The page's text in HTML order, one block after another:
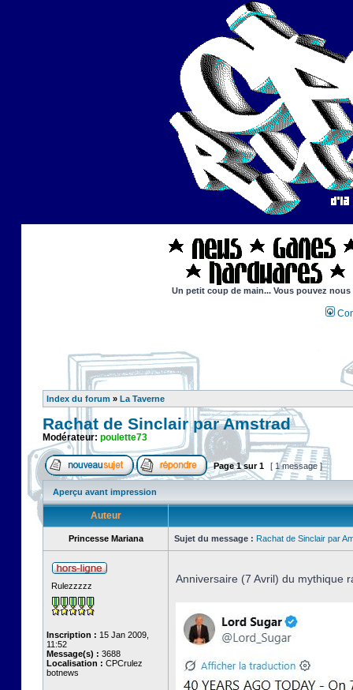
Un petit coup de main... Vous pouvez
Index du forum » La Taverne
Rachat de Sinclair par Amstrad
Modérateur: poulette73
Page1sur1 [ 1 message ]
Aperçu avant impression
Auteur
Princesse Mariana Sujet du message : Rachat de Sinclair par
Rulezzzzz
Inscription : 15 Jan 2009,
11:52
Message(s) : 3688
Localisation : CPCrulez
botnews
Anniversaire (7 Avril) du mythique